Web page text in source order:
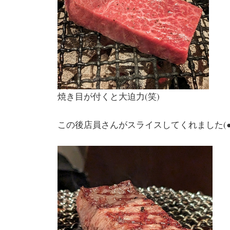
焼き目が付くと大迫力(笑)
この後店員さんがスライスしてくれました